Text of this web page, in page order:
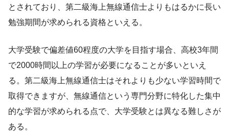
とされており、第二級海上無線通信士よりもはるかに長い
勉強期間が求められる資格といえる。
大学受験で偏差値60程度の大学を目指す場合、高校3年間
で2000時間以上の学習が必要になることが多いといえ
る。第二級海上無線通信士はそれよりも少ない学習時間で
取得できますが、無線通信という専門分野に特化した集中
的な学習が求められる点で、大学受験とは異なる難しさが
ある。